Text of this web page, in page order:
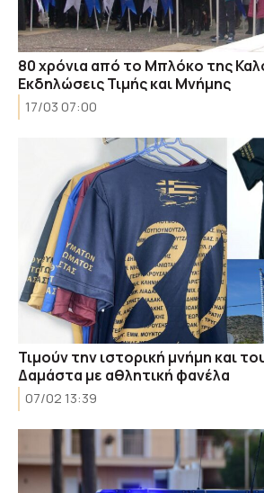
80 χρόνια από το Μπλόκο της
Εκδηλώσεις Τιμής και Μνήμης
17/03 07:00
Τιμούν την ιστορική μνήμη και
Δαμάστα με αθλητική φανέλα
07/02 13:39